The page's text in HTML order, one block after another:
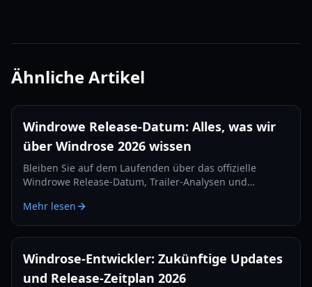
Ähnliche Artikel
Windrowe Release-Datum: Alles, was wir
über Windrose 2026 wissen
Bleiben Sie auf dem Laufenden über das offizielle
Windrowe Release-Datum, Trailer-Analysen und
das auf dem IGN Fan Fest enthüllt wurde.
Mehr lesen
Windrose-Entwickler: Zukünftige Updates
und Release-Zeitplan 2026